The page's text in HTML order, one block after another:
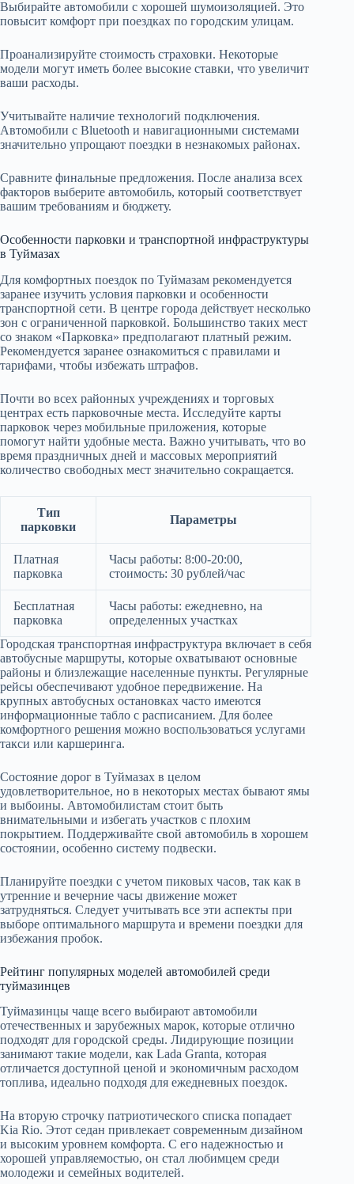
Выбирайте автомобили с хорошей шумоизоляцией. Это
повысит комфорт при поездках по городским улицам.
Проанализируйте стоимость страховки. Некоторые
модели могут иметь более высокие ставки, что увеличит
ваши расходы.
Учитывайте наличие технологий подключения.
Автомобили с Bluetooth и навигационными системами
значительно упрощают поездки в незнакомых районах.
Сравните финальные предложения. После анализа всех
факторов выберите автомобиль, который соответствует
вашим требованиям и бюджету.
Особенности парковки и транспортной инфраструктуры
в Туймазах
Для комфортных поездок по Туймазам рекомендуется
заранее изучить условия парковки и особенности
транспортной сети. В центре города действует несколько
зон с ограниченной парковкой. Большинство таких мест
со знаком «Парковка» предполагают платный режим.
Рекомендуется заранее ознакомиться с правилами и
тарифами, чтобы избежать штрафов.
Почти во всех районных учреждениях и торговых
центрах есть парковочные места. Исследуйте карты
парковок через мобильные приложения, которые
помогут найти удобные места. Важно учитывать, что во
время праздничных дней и массовых мероприятий
количество свободных мест значительно сокращается.
Тип
парковки
Параметры
Платная
парковка
Часы работы: 8:00-20:00,
стоимость: 30 рублей/час
Бесплатная
парковка
Часы работы: ежедневно, на
определенных участках
Городская транспортная инфраструктура включает в себя
автобусные маршруты, которые охватывают основные
районы и близлежащие населенные пункты. Регулярные
рейсы обеспечивают удобное передвижение. На
крупных автобусных остановках часто имеются
информационные табло с расписанием. Для более
комфортного решения можно воспользоваться услугами
такси или каршеринга.
Состояние дорог в Туймазах в целом
удовлетворительное, но в некоторых местах бывают ямы
и выбоины. Автомобилистам стоит быть
внимательными и избегать участков с плохим
покрытием. Поддерживайте свой автомобиль в хорошем
состоянии, особенно систему подвески.
Планируйте поездки с учетом пиковых часов, так как в
утренние и вечерние часы движение может
затрудняться. Следует учитывать все эти аспекты при
выборе оптимального маршрута и времени поездки для
избежания пробок.
Рейтинг популярных моделей автомобилей среди
туймазинцев
Туймазинцы чаще всего выбирают автомобили
отечественных и зарубежных марок, которые отлично
подходят для городской среды. Лидирующие позиции
занимают такие модели, как Lada Granta, которая
отличается доступной ценой и экономичным расходом
топлива, идеально подходя для ежедневных поездок.
На вторую строчку патриотического списка попадает
Kia Rio. Этот седан привлекает современным дизайном
и высоким уровнем комфорта. С его надежностью и
хорошей управляемостью, он стал любимцем среди
молодежи и семейных водителей.